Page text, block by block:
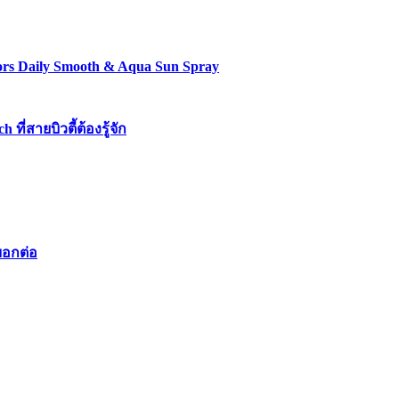
Daily Smooth & Aqua Sun Spray
ที่สายบิวตี้ต้องรู้จัก
อกต่อ